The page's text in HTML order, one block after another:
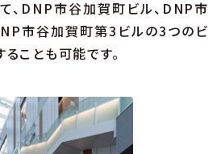
、DNP市谷加賀町ビル、DNP市
市谷加賀町第3ビルの3つのビ
ことも可能です。